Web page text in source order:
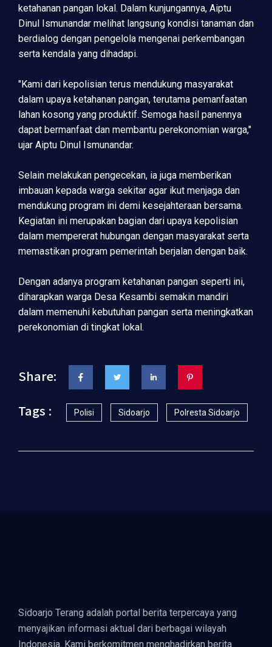
ketahanan pangan lokal. Dalam kunjungannya, Aiptu
Dinul Ismunandar melihat langsung kondisi tanaman dan
berdialog dengan pengelola mengenai perkembangan
serta kendala yang dihadapi.
"Kami dari kepolisian terus mendukung masyarakat
dalam upaya ketahanan pangan, terutama pemanfaatan
lahan kosong yang produktif. Semoga hasil panennya
dapat bermanfaat dan membantu perekonomian warga,"
ujar Aiptu Dinul Ismunandar.
Selain melakukan pengecekan, ia juga memberikan
imbauan kepada warga sekitar agar ikut menjaga dan
mendukung program ini demi kesejahteraan bersama.
Kegiatan ini merupakan bagian dari upaya kepolisian
dalam mempererat hubungan dengan masyarakat serta
memastikan program pemerintah berjalan dengan baik.
Dengan adanya program ketahanan pangan seperti ini,
diharapkan warga Desa Kesambi semakin mandiri
dalam memenuhi kebutuhan pangan serta meningkatkan
perekonomian di tingkat lokal.
Share:
Tags :
Polisi Sidoarjo Polresta Sidoarjo
Sidoarjo Terang adalah portal berita terpercaya yang
menyajikan informasi aktual dari berbagai wilayah
Indonesia. Kami berkomitmen menghadirkan berita